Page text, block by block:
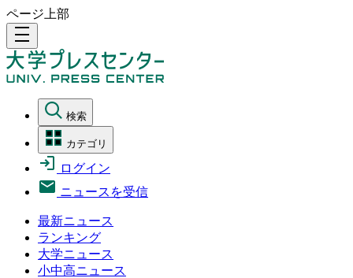
ページ上部
density_medium
検索
カテゴリ
ログイン
ニュースを受信
最新ニュース
ランキング
大学ニュース
小中高ニュース